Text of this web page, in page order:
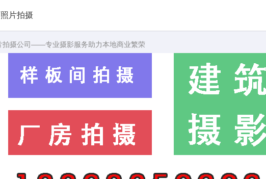
片拍摄
拍摄公司——专业摄影服务助力本地商业繁荣